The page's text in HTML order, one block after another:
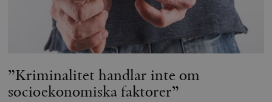
”Kriminalitet handlar inte om
socioekonomiska faktorer”